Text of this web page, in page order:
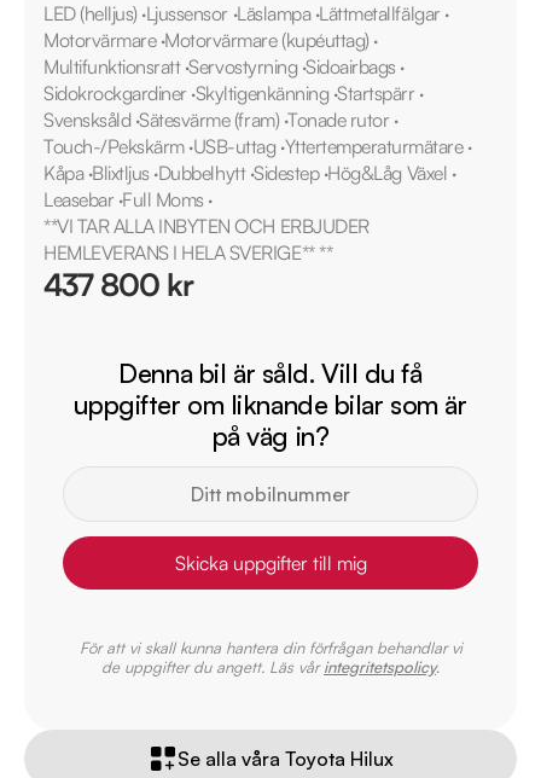
LED (helljus)·Ljussensor ·Läslampa·Lättmetallfälgar ·
Motorvärmare·Motorvärmare (kupéuttag)·
Multifunktionsratt·Servostyrning ·Sidoairbags ·
Sidokrockgardiner ·Skyltigenkänning ·Startspärr ·
Svensksåld ·Sätesvärme (fram)·Tonade rutor ·
Touch-/Pekskärm·USB-uttag ·Yttertemperaturmätare·
Kåpa·Blixtljus ·Dubbelhytt·Sidestep·Hög&Låg Växel ·
Leasebar ·Full Moms ·
**VI TAR ALLA INBYTEN OCH ERBJUDER
HEMLEVERANS I HELA SVERIGE** **
437 800 kr
Denna bil är såld. Vill du få
uppgifter om liknande bilar som är
på väg in?
Skicka uppgifter till mig
För att vi skall kunna hantera din förfrågan behandlar vi
de uppgifter du angett. Läs vårintegritetspolicy.
Se alla våra Toyota Hilux